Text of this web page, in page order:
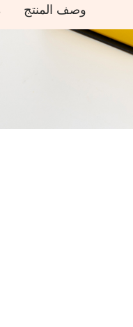
وصف المنتج